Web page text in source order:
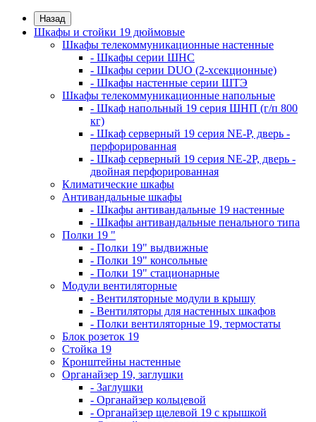
Назад
Шкафы и стойки 19 дюймовые
Шкафы телекоммуникационные настенные
- Шкафы серии ШНС
- Шкафы серии DUO (2-хсекционные)
- Шкафы настенные серии ШТЭ
Шкафы телекоммуникационные напольные
- Шкаф напольный 19 серия ШНП (г/п 800
кг)
- Шкаф серверный 19 серия NE-P, дверь -
перфорированная
- Шкаф серверный 19 серия NE-2P, дверь -
двойная перфорированная
Климатические шкафы
Антивандальные шкафы
- Шкафы антивандальные 19 настенные
- Шкафы антивандальные пенального типа
Полки 19 "
- Полки 19" выдвижные
- Полки 19" консольные
- Полки 19" стационарные
Модули вентиляторные
- Вентиляторные модули в крышу
- Вентиляторы для настенных шкафов
- Полки вентиляторные 19, термостаты
Блок розеток 19
Стойка 19
Кронштейны настенные
Органайзер 19, заглушки
- Заглушки
- Органайзер кольцевой
- Органайзер щелевой 19 с крышкой